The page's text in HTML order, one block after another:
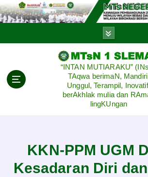
S
k
“INTAN MUTIARAKU”
TAqwa berimaN,
Unggul, Terampil,
berAkhlak mulia dan
lingKUngan
KKN-PPM UGM
Kesadaran Diri